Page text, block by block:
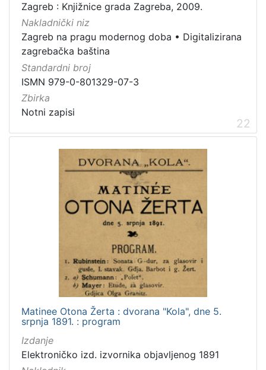
Zagreb : Knjižnice grada Zagreba, 2009.
Nakladnički niz
Zagreb na pragu modernog doba • Digitalizirana
zagrebačka baština
Standardni broj
ISMN 979-0-801329-07-3
Zbirka
Notni zapisi
22
Matinee Otona Žerta : dvorana "Kola", dne 5.
srpnja 1891. : program
Izdanje
Elektroničko izd. izvornika objavljenog 1891